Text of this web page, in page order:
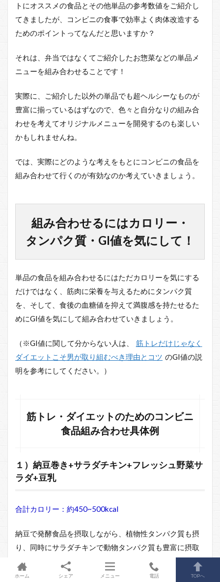
トにオススメの食品とその他単品の参考数値をご紹介し
てきましたが、コンビニの食事で効率よく肉体改造する
ためのポイントってなんだと思いますか？
それは、弁当ではなくてご紹介したお惣菜などの単品メ
ニューを組み合わせることです！
実際に、ご紹介した以外の単品でも超ヘルシーなものが
豊富に揃っているはずなので、色々と自分なりの組み合
わせを考えてオリジナルメニューを開発するのも楽しい
かもしれませんね。
では、実際にどのような考えをもとにコンビニの食品を
組み合わせて行くのが有効なのか考えていきましょう。
組み合わせるにはカロリー・
タンパク質・GI値を気にして！
単品の食品を組み合わせるにはただカロリーを気にする
だけではなく、筋肉に栄養を与えるためにタンパク質
を、そして、食後の血糖値を抑えて満腹感を持たせるた
めにGI値を気にして組み合わせていきましょう。
（※GI値に関して分からない人は、
筋トレだけじゃなく
ダイエットこそ男が取り組むべき理由とコツ のGI値の説
明を参考にしてください。）
筋トレ・ダイエットのためのコンビニ
食品組み合わせ具体例
１）納豆巻き+サラダチキン+フレッシュ野菜サ
ラダ+豆乳
合計カロリー：約450~500kcal
納豆で発酵食品を摂取しながら、植物性タンパク質も摂
り、同時にサラダチキンで動物タンパク質も豊富に摂取
できる上、フレッシュ野菜サラダで食物繊維も摂れるス
ーパーヘルシーメニュー。
ホーム シェア メニュー 電話 TOPへ